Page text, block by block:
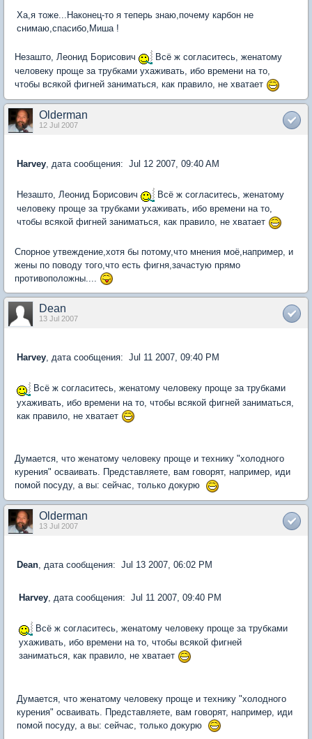
Ха,я тоже...Наконец-то я теперь знаю,почему карбон не
снимаю,спасибо,Миша !
Незашто, Леонид Борисович
Всё ж согласитесь, женатому
человеку проще за трубками ухаживать, ибо времени на то,
чтобы всякой фигней заниматься, как правило, не хватает
Olderman
12 Jul 2007
Harvey , дата сообщения: Jul 12 2007, 09:40 AM
Незашто, Леонид Борисович
Всё ж согласитесь, женатому
человеку проще за трубками ухаживать, ибо времени на то,
чтобы всякой фигней заниматься, как правило, не хватает
Спорное утвеждение,хотя бы потому,что мнения моё,например, и
жены по поводу того,что есть фигня,зачастую прямо
противоположны....
Dean
13 Jul 2007
Harvey, дата сообщения: Jul 11 2007, 09:40 PM
Всё ж согласитесь, женатому человеку проще за трубками
ухаживать, ибо времени на то, чтобы всякой фигней заниматься,
как правило, не хватает
Думается, что женатому человеку проще и технику "холодного
курения" осваивать. Представляете, вам говорят, например, иди
помой посуду, а вы: сейчас, только докурю
Olderman
13 Jul 2007
Dean , дата сообщения: Jul 13 2007, 06:02 PM
Harvey , дата сообщения: Jul 11 2007, 09:40 PM
Всё ж согласитесь, женатому человеку проще за трубками
ухаживать, ибо времени на то, чтобы всякой фигней
заниматься, как правило, не хватает
Думается, что женатому человеку проще и технику "холодного
курения" осваивать. Представляете, вам говорят, например, иди
помой посуду, а вы: сейчас, только докурю